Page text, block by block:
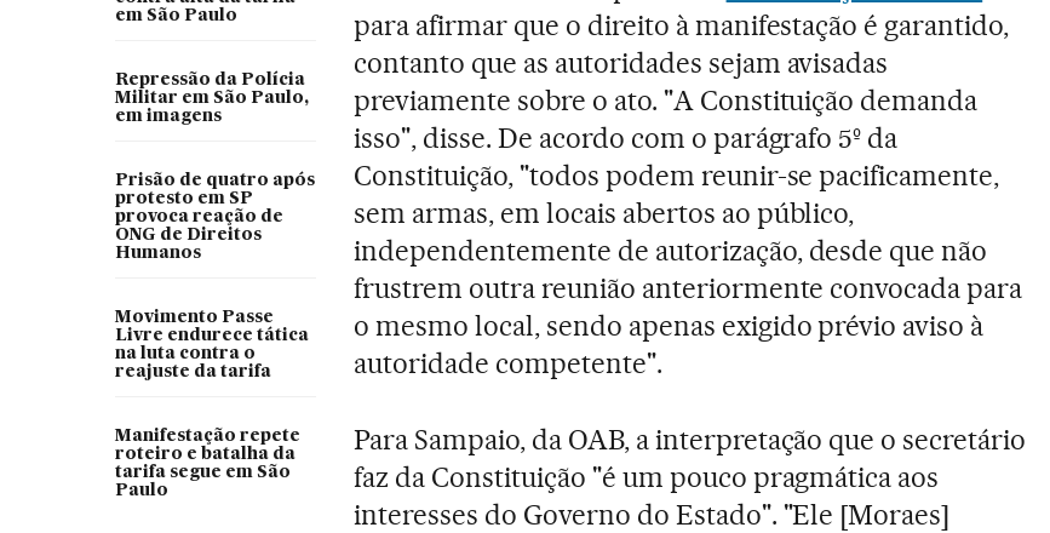
em São Paulo
Repressão da Polícia
Militar em São Paulo,
em imagens
Prisão de quatro após
protesto em SP
provoca reação de
ONG de Direitos
Humanos
Movimento Passe
Livre endurece tática
na luta contra o
reajuste da tarifa
Manifestação repete
roteiro e batalha da
tarifa segue em São
Paulo
para afirmar que o direito à manifestação é garantido,
contanto que as autoridades sejam avisadas
previamente sobre o ato. "A Constituição demanda
isso", disse. De acordo com o parágrafo 5º da
Constituição, "todos podem reunir-se pacificamente,
sem armas, em locais abertos ao público,
independentemente de autorização, desde que não
frustrem outra reunião anteriormente convocada para
o mesmo local, sendo apenas exigido prévio aviso à
autoridade competente".
Para Sampaio, da OAB, a interpretação que o secretário
faz da Constituição "é um pouco pragmática aos
interesses do Governo do Estado". "Ele [Moraes]